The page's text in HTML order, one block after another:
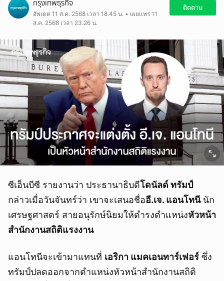
กรุงเทพธุรกิจ
อัพเดต 11 ส.ค. 2568 เวลา 18.45 น. • เผยแพร่ 11
ส.ค. 2568 เวลา 23.26 น.
ติดตาม
ซีเอ็นบีซี รายงานว่า ประธานาธิบดีโดนัลด์ ทรัมป์
กล่าวเมื่อวันจันทร์ว่า เขาจะเสนอชื่ออี.เจ. แอนโทนีนัก
เศรษฐศาสตร์ สายอนุรักษ์นิยมให้ดำรงตำแหน่งหัวหน้า
สำนักงานสถิติแรงงาน
แอนโทนีจะเข้ามาแทนที่ เอริกา แมคเอนทาร์เฟอร์ ซึ่ง
ทรัมป์ปลดออกจากตำแหน่งหัวหน้าสำนักงานสถิติ